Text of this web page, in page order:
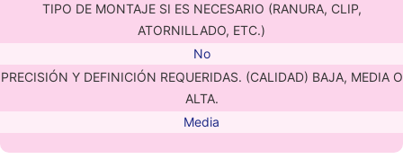
TIPO DE MONTAJE SI ES NECESARIO (RANURA, CLIP,
ATORNILLADO, ETC.)
No
PRECISIÓN Y DEFINICIÓN REQUERIDAS. (CALIDAD) BAJA, MEDIA O
ALTA.
Media